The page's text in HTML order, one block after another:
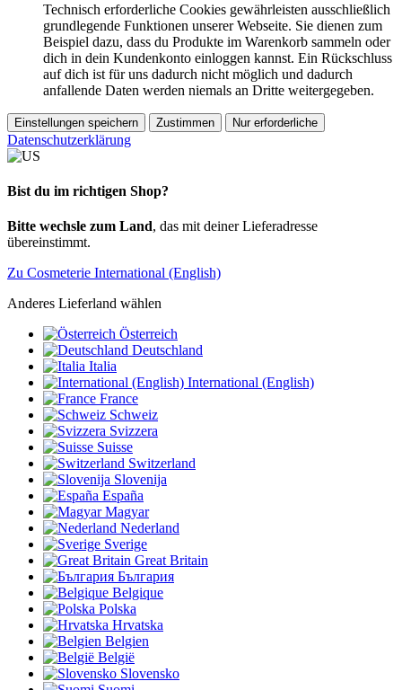
Technisch erforderliche Cookies gewährleisten ausschließlich
grundlegende Funktionen unserer Webseite. Sie dienen zum
Beispiel dazu, dass du Produkte im Warenkorb sammeln oder
dich in dein Kundenkonto einloggen kannst. Ein Rückschluss
auf dich ist für uns dadurch nicht möglich und dadurch
anfallende Daten werden niemals an Dritte weitergegeben.
Einstellungen speichern Zustimmen Nur erforderliche
Datenschutzerklärung
Bist du im richtigen Shop?
Bitte wechsle zum Land, das mit deiner Lieferadresse
übereinstimmt.
Zu Cosmeterie International (English)
Anderes Lieferland wählen
Österreich
Deutschland
Italia
International (English)
France
Schweiz
Svizzera
Suisse
Switzerland
Slovenija
España
Magyar
Nederland
Sverige
Great Britain
България
Belgique
Polska
Hrvatska
Belgien
België
Slovensko